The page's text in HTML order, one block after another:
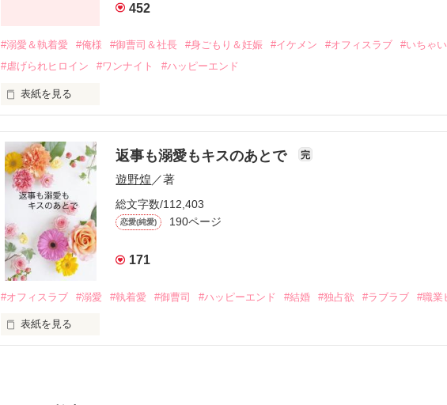
そして、ひょんなことから
酔った勢いで一夜を共にしてしまった。
さらに、美桜が初めてだと知った哲平は
甘やかしてくる。
そんなある日、哲平は美桜がストーカー被害に
遭っていることを知る。
美桜を守るため、哲平は同居を提案してきて――。
夏木美桜(なつきみお)
✕
鳴海哲平 (なるみてっぺい)
止まっていたはずの二人の時間が、再び動き出す。
452
#溺愛＆執着愛 #俺様 #御曹司＆社長 #身ごもり＆妊娠 #イケメン #オフィスラブ
#いちゃ
#虐げられヒロイン
#ワンナイト #ハッピーエンド
表紙を見る
帰国後、美桜は新しい職場でワンナイトした美青年と再会。なんと彼の正体は、とあ
も関わらず、一族を離れて起業した新進気鋭の実業家、社内でも冷徹だと評判な社長
人だったのだ――！
なぜか恭司から飼い猫の世話係を命じられた美桜は、猫の世話を口実にしばしば呼び
返事も溺愛もキスのあとで 完
遊野煌 ／著
総文字数/112,403
恋愛(純愛) 190ページ
171
#オフィスラブ #溺愛 #執着愛 #御曹司 #ハッピーエンド #結婚 #独占欲 #ラブラブ #職業
表紙を見る